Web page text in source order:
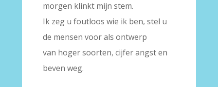
morgen klinkt mijn stem.
Ik zeg u foutloos wie ik ben, stel u
de mensen voor als ontwerp
van hoger soorten, cijfer angst en
beven weg.